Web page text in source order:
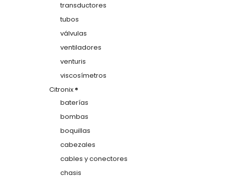
transductores
tubos
válvulas
ventiladores
venturis
viscosímetros
Citronix ®
baterías
bombas
boquillas
cabezales
cables y conectores
chasis